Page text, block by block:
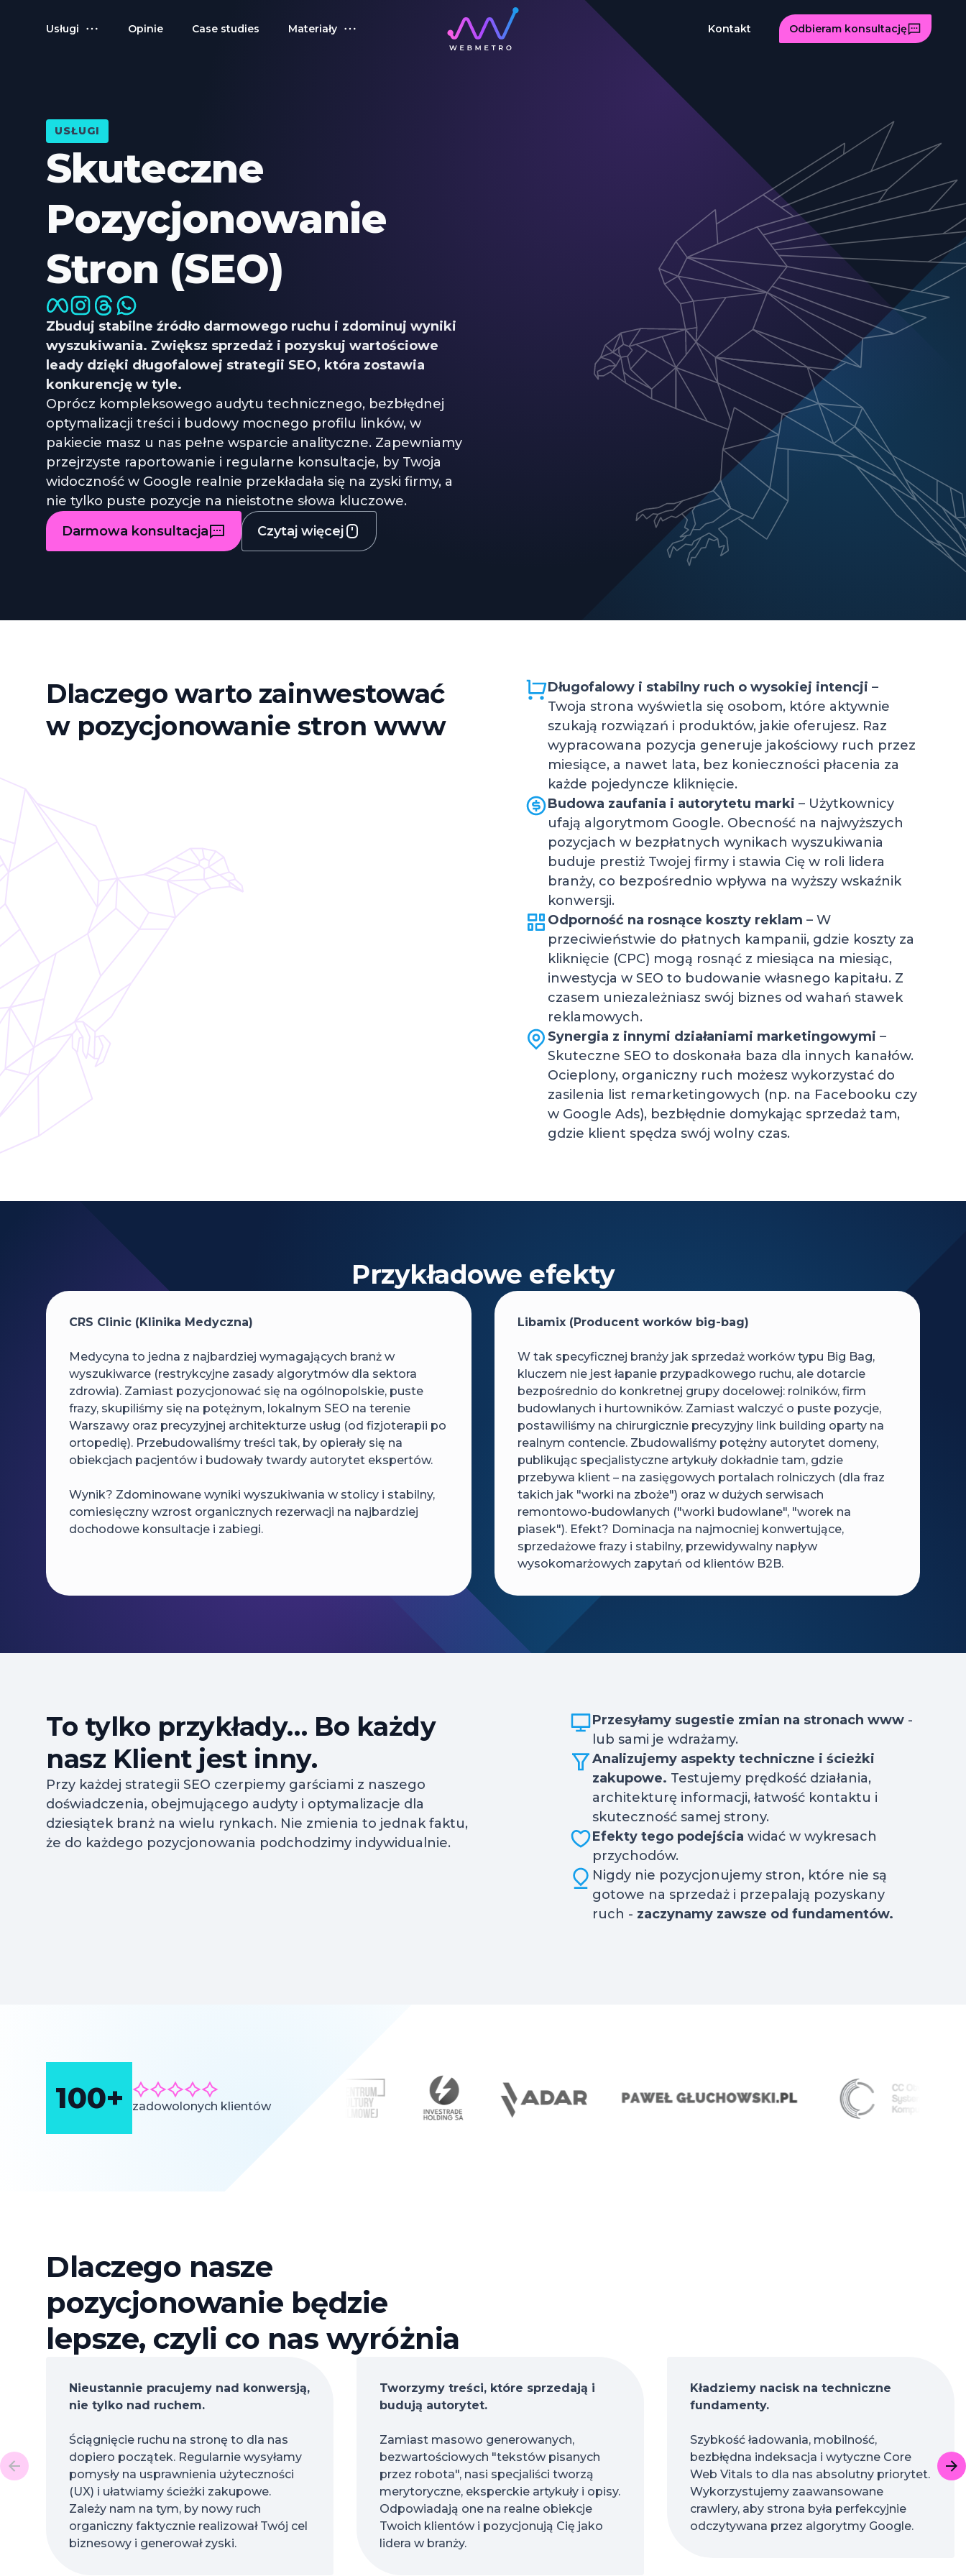
Usługi Opinie Case studies Materiały Kontakt Odbieram konsultację
USŁUGI
Skuteczne
Pozycjonowanie
Stron (SEO)
Zbuduj stabilne źródło darmowego ruchu i zdominuj wyniki
wyszukiwania. Zwiększ sprzedaż i pozyskuj wartościowe
leady dzięki długofalowej strategii SEO, która zostawia
konkurencję w tyle.
Oprócz kompleksowego audytu technicznego, bezbłędnej
optymalizacji treści i budowy mocnego profilu linków, w
pakiecie masz u nas pełne wsparcie analityczne. Zapewniamy
przejrzyste raportowanie i regularne konsultacje, by Twoja
widoczność w Google realnie przekładała się na zyski firmy, a
nie tylko puste pozycje na nieistotne słowa kluczowe.
Darmowa konsultacja
Czytaj więcej
Dlaczego warto zainwestować
w pozycjonowanie stron www
Długofalowy i stabilny ruch o wysokiej intencji –
Twoja strona wyświetla się osobom, które aktywnie
szukają rozwiązań i produktów, jakie oferujesz. Raz
wypracowana pozycja generuje jakościowy ruch przez
miesiące, a nawet lata, bez konieczności płacenia za
każde pojedyncze kliknięcie.
Budowa zaufania i autorytetu marki – Użytkownicy
ufają algorytmom Google. Obecność na najwyższych
pozycjach w bezpłatnych wynikach wyszukiwania
buduje prestiż Twojej firmy i stawia Cię w roli lidera
branży, co bezpośrednio wpływa na wyższy wskaźnik
konwersji.
Odporność na rosnące koszty reklam – W
przeciwieństwie do płatnych kampanii, gdzie koszty za
kliknięcie (CPC) mogą rosnąć z miesiąca na miesiąc,
inwestycja w SEO to budowanie własnego kapitału. Z
czasem uniezależniasz swój biznes od wahań stawek
reklamowych.
Synergia z innymi działaniami marketingowymi –
Skuteczne SEO to doskonała baza dla innych kanałów.
Ocieplony, organiczny ruch możesz wykorzystać do
zasilenia list remarketingowych (np. na Facebooku czy
w Google Ads), bezbłędnie domykając sprzedaż tam,
gdzie klient spędza swój wolny czas.
Przykładowe efekty
CRS Clinic (Klinika Medyczna)
Medycyna to jedna z najbardziej wymagających branż w
wyszukiwarce (restrykcyjne zasady algorytmów dla sektora
zdrowia). Zamiast pozycjonować się na ogólnopolskie, puste
frazy, skupiliśmy się na potężnym, lokalnym SEO na terenie
Warszawy oraz precyzyjnej architekturze usług (od fizjoterapii po
ortopedię). Przebudowaliśmy treści tak, by opierały się na
obiekcjach pacjentów i budowały twardy autorytet ekspertów.
Wynik? Zdominowane wyniki wyszukiwania w stolicy i stabilny,
comiesięczny wzrost organicznych rezerwacji na najbardziej
dochodowe konsultacje i zabiegi.
Libamix (Producent worków big-bag)
W tak specyficznej branży jak sprzedaż worków typu Big Bag,
kluczem nie jest łapanie przypadkowego ruchu, ale dotarcie
bezpośrednio do konkretnej grupy docelowej: rolników, firm
budowlanych i hurtowników. Zamiast walczyć o puste pozycje,
postawiliśmy na chirurgicznie precyzyjny link building oparty na
realnym contencie. Zbudowaliśmy potężny autorytet domeny,
publikując specjalistyczne artykuły dokładnie tam, gdzie
przebywa klient – na zasięgowych portalach rolniczych (dla fraz
takich jak "worki na zboże") oraz w dużych serwisach
remontowo-budowlanych ("worki budowlane", "worek na
piasek"). Efekt? Dominacja na najmocniej konwertujące,
sprzedażowe frazy i stabilny, przewidywalny napływ
wysokomarżowych zapytań od klientów B2B.
To tylko przykłady… Bo każdy
nasz Klient jest inny.
Przy każdej strategii SEO czerpiemy garściami z naszego
doświadczenia, obejmującego audyty i optymalizacje dla
dziesiątek branż na wielu rynkach. Nie zmienia to jednak faktu,
że do każdego pozycjonowania podchodzimy indywidualnie.
Przesyłamy sugestie zmian na stronach www -
lub sami je wdrażamy.
Analizujemy aspekty techniczne i ścieżki
zakupowe. Testujemy prędkość działania,
architekturę informacji, łatwość kontaktu i
skuteczność samej strony.
Efekty tego podejścia widać w wykresach
przychodów.
Nigdy nie pozycjonujemy stron, które nie są
gotowe na sprzedaż i przepalają pozyskany
ruch - zaczynamy zawsze od fundamentów.
100+ zadowolonych klientów
Dlaczego nasze
pozycjonowanie będzie
lepsze, czyli co nas wyróżnia
Nieustannie pracujemy nad konwersją,
nie tylko nad ruchem.
Ściągnięcie ruchu na stronę to dla nas
dopiero początek. Regularnie wysyłamy
pomysły na usprawnienia użyteczności
(UX) i ułatwiamy ścieżki zakupowe.
Zależy nam na tym, by nowy ruch
organiczny faktycznie realizował Twój cel
biznesowy i generował zyski.
Tworzymy treści, które sprzedają i
budują autorytet.
Zamiast masowo generowanych,
bezwartościowych "tekstów pisanych
przez robota", nasi specjaliści tworzą
merytoryczne, eksperckie artykuły i opisy.
Odpowiadają one na realne obiekcje
Twoich klientów i pozycjonują Cię jako
lidera w branży.
Kładziemy nacisk na techniczne
fundamenty.
Szybkość ładowania, mobilność,
bezbłędna indeksacja i wytyczne Core
Web Vitals to dla nas absolutny priorytet.
Wykorzystujemy zaawansowane
crawlery, aby strona była perfekcyjnie
odczytywana przez algorytmy Google.